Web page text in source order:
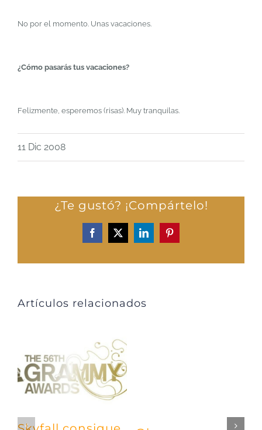
No por el momento. Unas vacaciones.
¿Cómo pasarás tus vacaciones?
Felizmente, esperemos (risas). Muy tranquilas.
11 Dic 2008
¿Te gustó? ¡Compártelo!
Facebook
X LinkedInPinterest
Artículos relacionados